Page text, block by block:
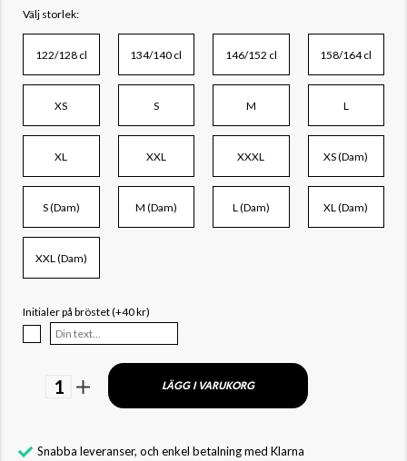
Välj storlek:
122/128 cl 134/140 cl 146/152 cl 158/164 cl
XS S M L
XL XXL XXXL XS (Dam)
S (Dam) M (Dam) L (Dam) XL (Dam)
XXL (Dam)
Initialer på bröstet (+40 kr)
1 LÄGG I VARUKORG
Snabba leveranser, och enkel betalning med Klarna